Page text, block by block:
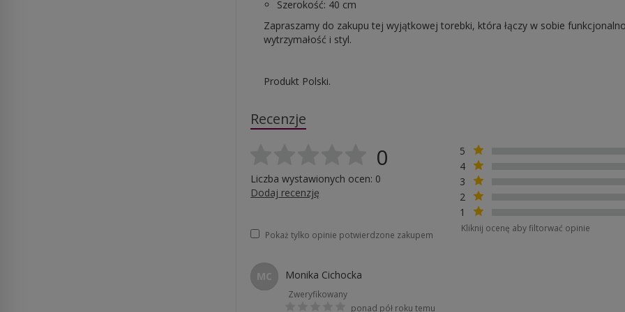
Szerokość: 40 cm
Zapraszamy do zakupu tej wyjątkowej torebki, która łączy w sobie
wytrzymałość i styl.
Produkt Polski.
Recenzje
0
Liczba wystawionych ocen: 0
Dodaj recenzję
Pokaż tylko opinie potwierdzone zakupem
5
4
3
2
1
Kliknij ocenę aby filtorwać opinie
MC Monika Cichocka
Zweryfikowany
ponad pół roku temu